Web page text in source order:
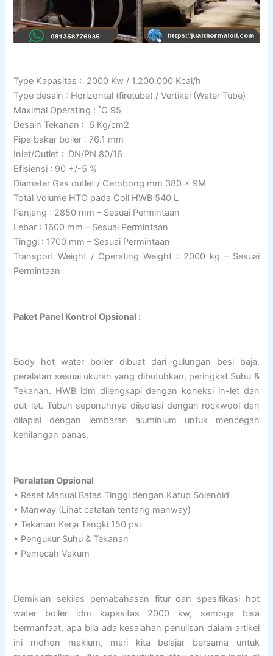
Type Kapasitas : 2000 Kw / 1.200.000 Kcal/h
Type desain : Horizontal (firetube) / Vertikal (Water Tube)
Maximal Operating : ˚C 95
Desain Tekanan : 6 Kg/cm2
Pipa bakar boiler : 76.1 mm
Inlet/Outlet : DN/PN 80/16
Efisiensi : 90 +/-5 %
Diameter Gas outlet / Cerobong mm 380 x 9M
Total Volume HTO pada Coil HWB 540 L
Panjang : 2850 mm – Sesuai Permintaan
Lebar : 1600 mm – Sesuai Permintaan
Tinggi : 1700 mm – Sesuai Permintaan
Transport Weight / Operating Weight : 2000 kg – Sesuai
Permintaan
Paket Panel Kontrol Opsional :
Body hot water boiler dibuat dari gulungan besi baja.
peralatan sesuai ukuran yang dibutuhkan, peringkat Suhu &
Tekanan. HWB idm dilengkapi dengan koneksi in-let dan
out-let. Tubuh sepenuhnya diisolasi dengan rockwool dan
dilapisi dengan lembaran aluminium untuk mencegah
kehilangan panas.
Peralatan Opsional
• Reset Manual Batas Tinggi dengan Katup Solenoid
• Manway (Lihat catatan tentang manway)
• Tekanan Kerja Tangki 150 psi
• Pengukur Suhu & Tekanan
• Pemecah Vakum
Demikian sekilas pemabahasan fitur dan spesifikasi hot
water boiler idm kapasitas 2000 kw, semoga bisa
bermanfaat, apa bila ada kesalahan penulisan dalam artikel
ini mohon maklum, mari kita belajar bersama untuk